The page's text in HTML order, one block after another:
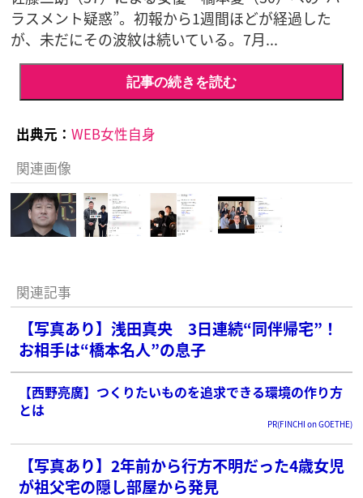
ラスメント疑惑”。初報から1週間ほどが経過した
が、未だにその波紋は続いている。7月...
記事の続きを読む
出典元： WEB女性自身
関連画像
関連記事
【写真あり】浅田真央 3日連続“同伴帰宅”！
お相手は“橋本名人”の息子
【西野亮廣】つくりたいものを追求できる環境の作り方
とは
PR(FINCHI on GOETHE)
【写真あり】2年前から行方不明だった4歳女児
が祖父宅の隠し部屋から発見